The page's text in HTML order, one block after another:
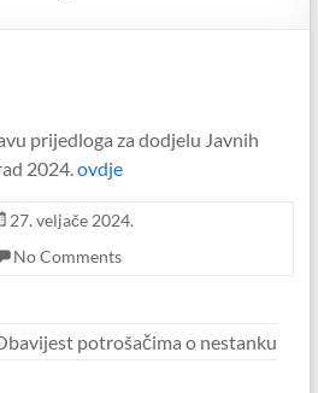
prijedloga za dodjelu Javnih
2024.ovdje
27. veljače 2024.
No Comments
potrošačima o nestanku